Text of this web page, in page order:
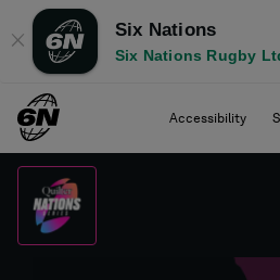
✕
Six Nations
Six Nations Rugby
Accessibility